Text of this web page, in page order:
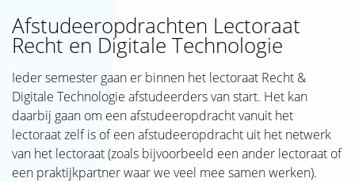
Deeltijd
Werkveld
Alumni
Lectoraat
Over ons
Afstudeeropdrachten Lectoraat
Recht en Digitale Technologie
Ieder semester gaan er binnen het lectoraat Recht &
Digitale Technologie afstudeerders van start. Het kan
daarbij gaan om een afstudeeropdracht vanuit het
lectoraat zelf is of een afstudeeropdracht uit het netwerk
van het lectoraat (zoals bijvoorbeeld een ander lectoraat of
een praktijkpartner waar we veel mee samen werken).